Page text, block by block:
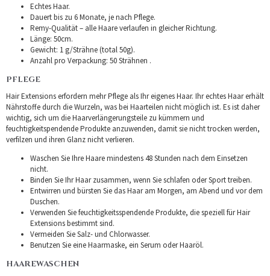
Echtes Haar.
Dauert bis zu 6 Monate, je nach Pflege.
Remy-Qualität – alle Haare verlaufen in gleicher Richtung.
Länge: 50cm.
Gewicht: 1 g/Strähne (total 50g).
Anzahl pro Verpackung: 50 Strähnen .
PFLEGE
Hair Extensions erfordern mehr Pflege als Ihr eigenes Haar. Ihr echtes Haar erhält
Nährstoffe durch die Wurzeln, was bei Haarteilen nicht möglich ist. Es ist daher
wichtig, sich um die Haarverlängerungsteile zu kümmern und
feuchtigkeitspendende Produkte anzuwenden, damit sie nicht trocken werden,
verfilzen und ihren Glanz nicht verlieren.
Waschen Sie Ihre Haare mindestens 48 Stunden nach dem Einsetzen
nicht.
Binden Sie Ihr Haar zusammen, wenn Sie schlafen oder Sport treiben.
Entwirren und bürsten Sie das Haar am Morgen, am Abend und vor dem
Duschen.
Verwenden Sie feuchtigkeitsspendende Produkte, die speziell für Hair
Extensions bestimmt sind.
Vermeiden Sie Salz- und Chlorwasser.
Benutzen Sie eine Haarmaske, ein Serum oder Haaröl.
HAAREWASCHEN